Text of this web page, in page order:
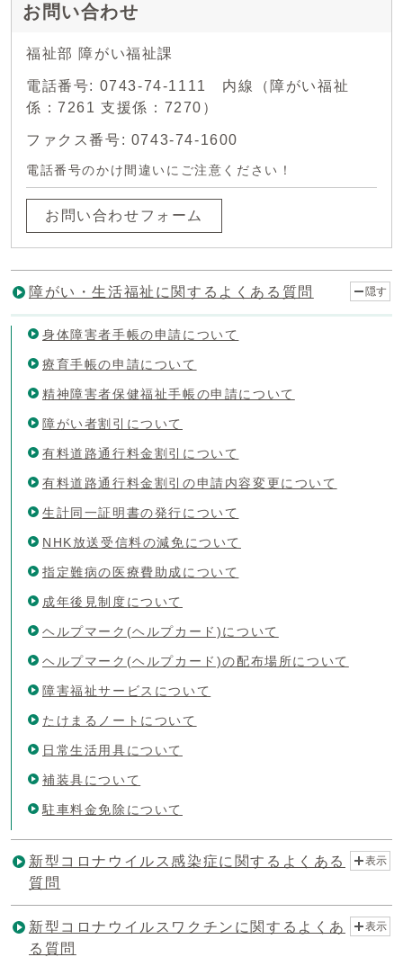
お問い合わせ
福祉部 障がい福祉課
電話番号: 0743-74-1111 内線（障がい福祉
係：7261 支援係：7270）
ファクス番号: 0743-74-1600
電話番号のかけ間違いにご注意ください！
お問い合わせフォーム
障がい・生活福祉に関するよくある質問 隠す
身体障害者手帳の申請について
療育手帳の申請について
精神障害者保健福祉手帳の申請について
障がい者割引について
有料道路通行料金割引について
有料道路通行料金割引の申請内容変更について
生計同一証明書の発行について
NHK放送受信料の減免について
指定難病の医療費助成について
成年後見制度について
ヘルプマーク(ヘルプカード)について
ヘルプマーク(ヘルプカード)の配布場所について
障害福祉サービスについて
たけまるノートについて
日常生活用具について
補装具について
駐車料金免除について
新型コロナウイルス感染症に関するよくある
質問
表示
新型コロナウイルスワクチンに関するよくあ
る質問
表示